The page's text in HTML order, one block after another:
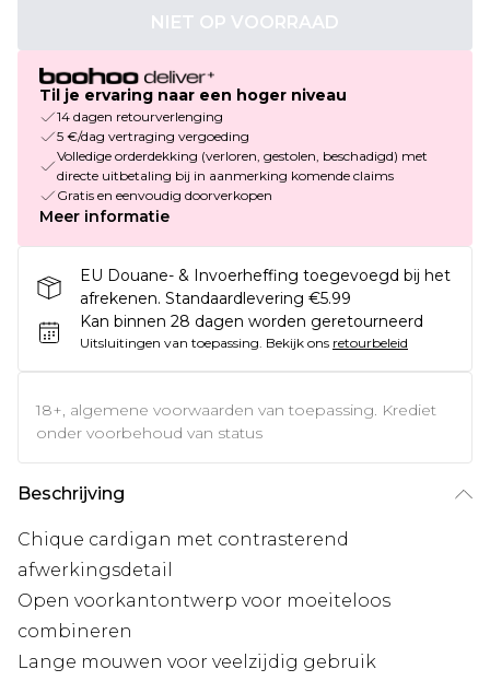
NIET OP VOORRAAD
Til je ervaring naar een hoger niveau
14 dagen retourverlenging
5 €/dag vertraging vergoeding
Volledige orderdekking (verloren, gestolen, beschadigd) met
directe uitbetaling bij in aanmerking komende claims
Gratis en eenvoudig doorverkopen
Meer informatie
EU Douane- & Invoerheffing toegevoegd bij het
afrekenen. Standaardlevering €5.99
Kan binnen 28 dagen worden geretourneerd
Uitsluitingen van toepassing. Bekijk ons retourbeleid
18+, algemene voorwaarden van toepassing. Krediet
onder voorbehoud van status
Beschrijving
Chique cardigan met contrasterend
afwerkingsdetail
Open voorkantontwerp voor moeiteloos
combineren
Lange mouwen voor veelzijdig gebruik